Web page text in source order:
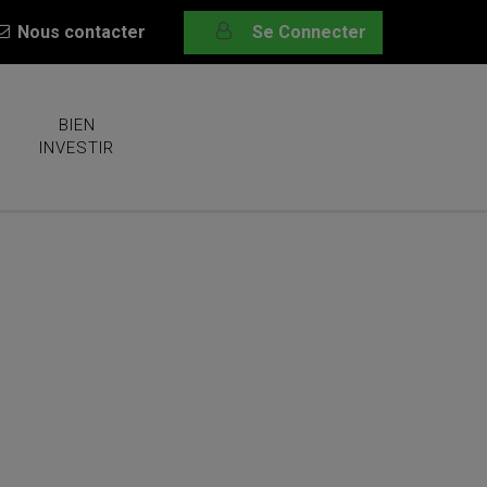
Nous contacter Se Connecter
BIEN
INVESTIR